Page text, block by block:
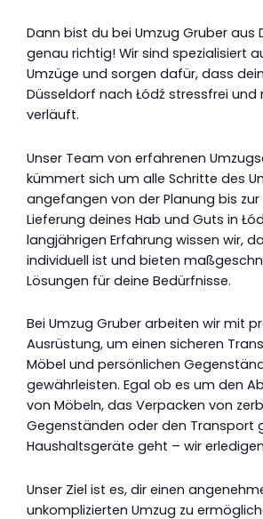
Dann bist du bei Umzug Gruber aus
genau richtig! Wir sind spezialisiert
Umzüge und sorgen dafür, dass
Düsseldorf nach Łódź stressfrei und
verläuft.
Unser Team von erfahrenen
kümmert sich um alle Schritte des
angefangen von der Planung bis
Lieferung deines Hab und Guts in
langjährigen Erfahrung wissen wir,
individuell ist und bieten
Lösungen für deine Bedürfnisse.
Bei Umzug Gruber arbeiten wir mit
Ausrüstung, um einen sicheren
Möbel und persönlichen
gewährleisten. Egal ob es um den
von Möbeln, das Verpacken von
Gegenständen oder den Transport
Haushaltsgeräte geht – wir
Unser Ziel ist es, dir einen
unkomplizierten Umzug zu